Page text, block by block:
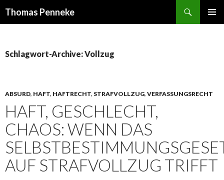
Thomas Penneke
Schlagwort-Archive: Vollzug
ABSURD, HAFT, HAFTRECHT, STRAFVOLLZUG, VERFASSUNGSRECHT
HAFT, GESCHLECHT,
CHAOS: WENN DAS
AUF STRAFVOLLZUG TRIFFT